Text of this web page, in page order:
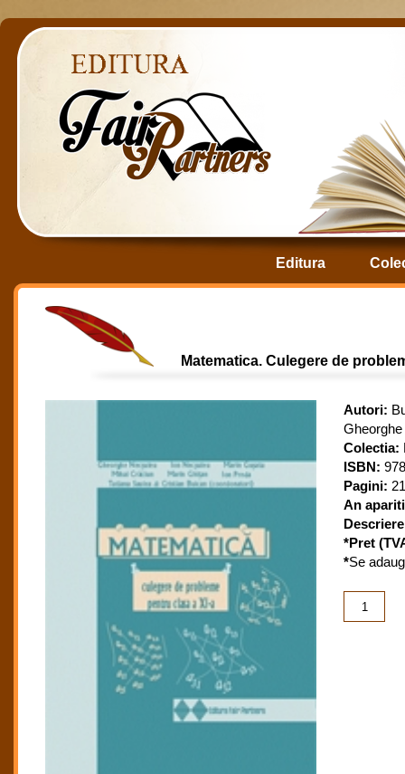
Editura
Matematica. Culegere de
Autori:
Colectia:
ISBN:
Pagini:
An
*Pret
*Se